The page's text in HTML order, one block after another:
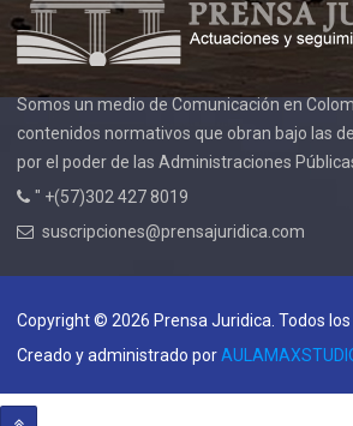
Somos un medio de Comunicación en
contenidos normativos que obran bajo las
por el poder de las Administraciones
" +(57)302 427 8019
suscripciones@prensajuridica.com
Copyright © 2026 Prensa Juridica. Todos
Creado y administrado por